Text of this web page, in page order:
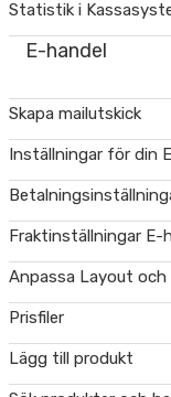
Statistik i
E-handel
Skapa mailutskick
Inställningar för din
Fraktinställningar E-
Anpassa Layout och
Prisfiler
Lägg till produkt